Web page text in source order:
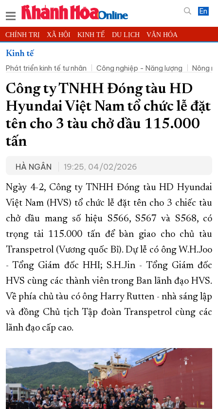
En
CHÍNH TRỊ XÃ HỘI KINH TẾ DU LỊCH VĂN HÓA
THỂ THAO
KHOA HỌC - CÔNG NGHỆ PHÁP LUẬT BẠN ĐỌC PHÓNG SỰ
THẾ GIỚI MULTIMEDIA VIDEO ĐỌC BÁO ONLINE
PODCAST THÔNG TIN - QUẢNG CÁO
QUY HOẠCH TỈNH KHÁNH HÒA
TRƯỜNG SA BIỂN ĐẢO QUÊ HƯƠNG
XÂY DỰNG NÔNG THÔN MỚI LỊCH CẮT ĐIỆN
TÀU - XE - MÁY BAY
KỶ NIỆM 370 NĂM XÂY DỰNG VÀ PHÁT TRIỂN TỈNH KHÁNH HÒA
KHOẢNH KHẮC ĐẸP XỨ TRẦM
XÂY DỰNG KHÁNH HÒA TRỞ THÀNH THÀNH PHỐ TRỰC THUỘC
ĐẠI HỘI ĐẢNG CÁC CẤP TRANG CHỦ VỀ BÁO KHÁNH HÒA
Kinh tế
Phát triển kinh tế tư nhân
Công nghiệp - Năng lượng Nông
Công ty TNHH Đóng tàu HD
Hyundai Việt Nam tổ chức lễ đặt
tên cho 3 tàu chở dầu 115.000
tấn
HÀ NGÂN 19:25, 04/02/2026
Ngày 4-2, Công ty TNHH Đóng tàu HD Hyundai
Việt Nam (HVS) tổ chức lễ đặt tên cho 3 chiếc tàu
chở dầu mang số hiệu S566, S567 và S568, có
trọng tải 115.000 tấn để bàn giao cho chủ tàu
Transpetrol (Vương quốc Bỉ). Dự lễ có ông W.H.Joo
- Tổng Giám đốc HHI; S.H.Jin - Tổng Giám đốc
HVS cùng các thành viên trong Ban lãnh đạo HVS.
Về phía chủ tàu có ông Harry Rutten - nhà sáng lập
và đồng Chủ tịch Tập đoàn Transpetrol cùng các
lãnh đạo cấp cao.